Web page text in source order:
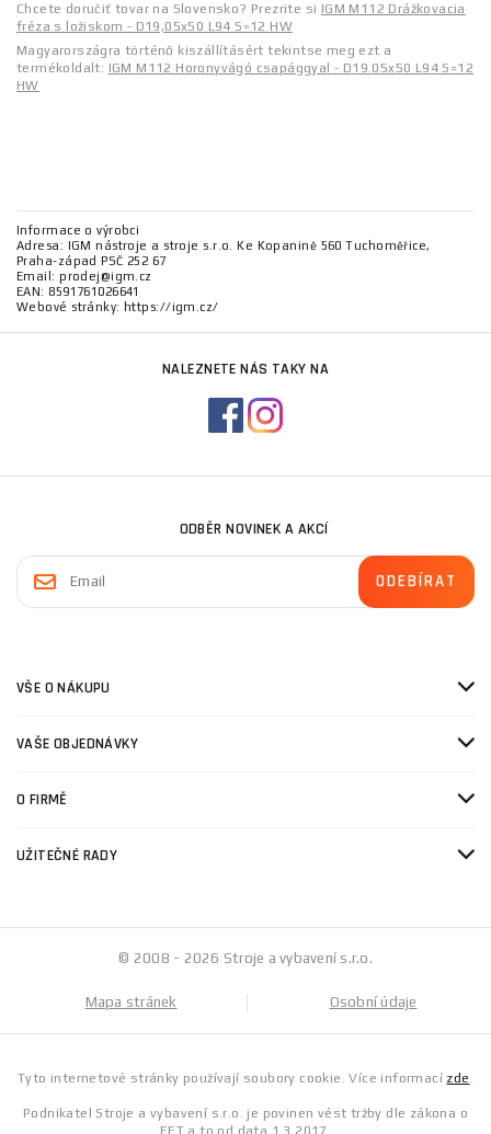
Chcete doručiť tovar na Slovensko? Prezrite si IGM M112 Drážkovacia
fréza s ložiskom - D19,05x50 L94 S=12 HW
Magyarországra történő kiszállításért tekintse meg ezt a
termékoldalt: IGM M112 Horonyvágó csapággyal - D19.05x50 L94 S=12
HW
Informace o výrobci
Adresa: IGM nástroje a stroje s.r.o. Ke Kopanině 560 Tuchoměřice,
Praha-západ PSČ 252 67
Email: prodej@igm.cz
EAN: 8591761026641
Webové stránky: https://igm.cz/
NALEZNETE NÁS TAKY NA
ODBĚR NOVINEK A AKCÍ
VŠE O NÁKUPU
VAŠE OBJEDNÁVKY
O FIRMĚ
UŽITEČNÉ RADY
© 2008 - 2026 Stroje a vybavení s.r.o.
Mapa stránek Osobní údaje
Tyto internetové stránky používají soubory cookie. Více informací zde .
Podnikatel Stroje a vybavení s.r.o. je povinen vést tržby dle zákona o
EET a to od data 1.3.2017.